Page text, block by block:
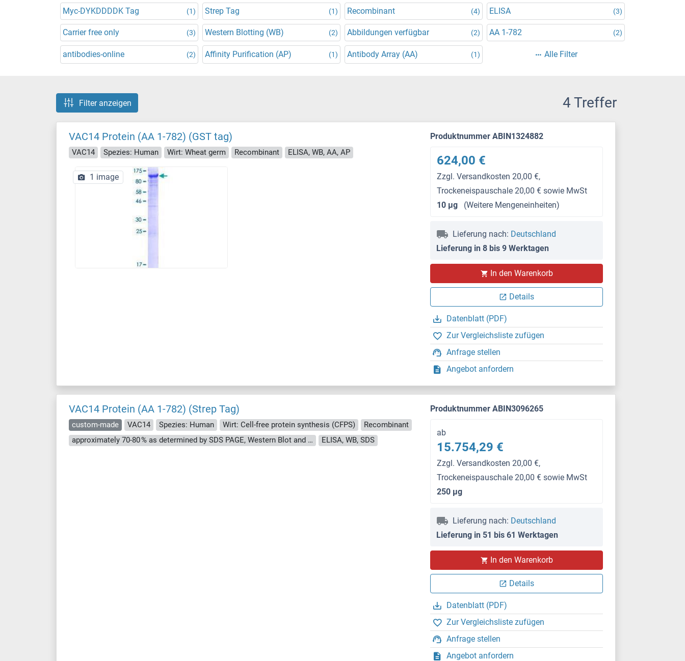
Myc-DYKDDDDK Tag (1) Strep Tag (1) Recombinant (4) ELISA (3)
Carrier free only (3) Western Blotting (WB) (2) Abbildungen verfügbar (2) AA 1-782 (2)
antibodies-online (2) Affinity Purification (AP) (1) Antibody Array (AA) (1) Alle Filter
Filter anzeigen 4 Treffer
VAC14 Protein (AA 1-782) (GST tag)
VAC14 Spezies: Human Wirt: Wheat germ Recombinant ELISA, WB, AA, AP
1 image
Produktnummer ABIN1324882
624,00 €
Zzgl. Versandkosten 20,00 €,
Trockeneispauschale 20,00 € sowie MwSt
10 μg
(Weitere Mengeneinheiten)
Lieferung nach: Deutschland
Lieferung in 8 bis 9 Werktagen
In den Warenkorb
Details
Datenblatt (PDF)
Zur Vergleichsliste zufügen
Anfrage stellen
Angebot anfordern
VAC14 Protein (AA 1-782) (Strep Tag)
custom-made VAC14 Spezies: Human Wirt: Cell-free protein synthesis (CFPS)
Recombinant
approximately 70-80 % as determined by SDS PAGE, Western Blot and analytical SEC (HPLC).
ELISA, WB, SDS
Produktnummer ABIN3096265
ab
15.754,29 €
Zzgl. Versandkosten 20,00 €,
Trockeneispauschale 20,00 € sowie MwSt
250 μg
Lieferung nach: Deutschland
Lieferung in 51 bis 61 Werktagen
In den Warenkorb
Details
Datenblatt (PDF)
Zur Vergleichsliste zufügen
Anfrage stellen
Angebot anfordern